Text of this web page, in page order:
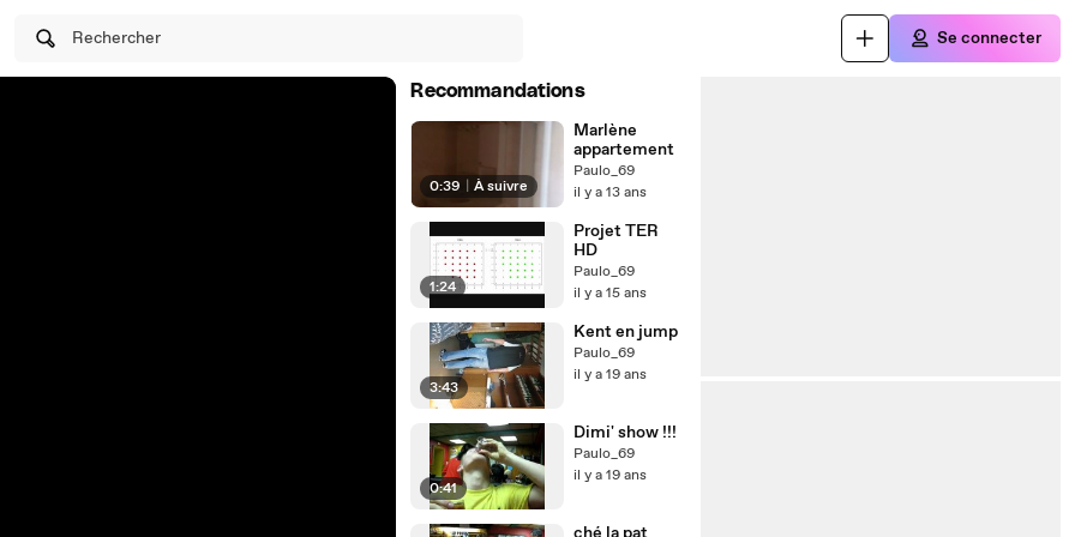
Rechercher Se connecter
Recommandations
0:39 À suivre
Marlène
appartement
Paulo_69
il y a 13 ans
1:24
Projet TER
HD
Paulo_69
il y a 15 ans
3:43
Kent en jump
Paulo_69
il y a 19 ans
0:41
Dimi' show !!!
Paulo_69
il y a 19 ans